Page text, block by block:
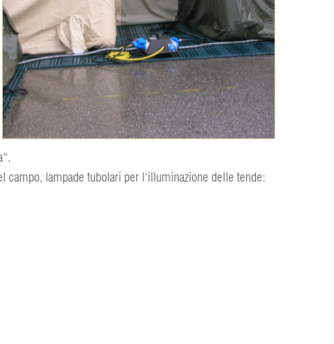
campo, lampade tubolari per l‘illuminazione delle tende: